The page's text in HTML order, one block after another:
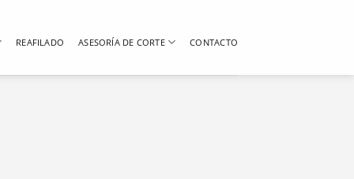
REAFILADO ASESORÍA DE CORTE CONTACTO